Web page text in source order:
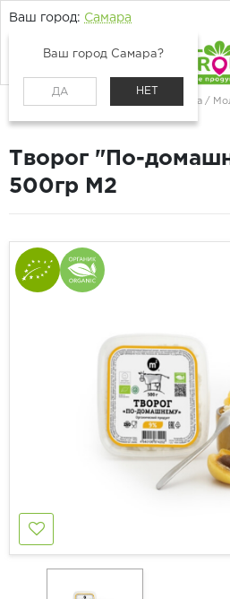
Ваш город: Самара
Ваш город Самара?
ДА НЕТ
Молоко, сыр, яйца
Творог "По-
500гр М2